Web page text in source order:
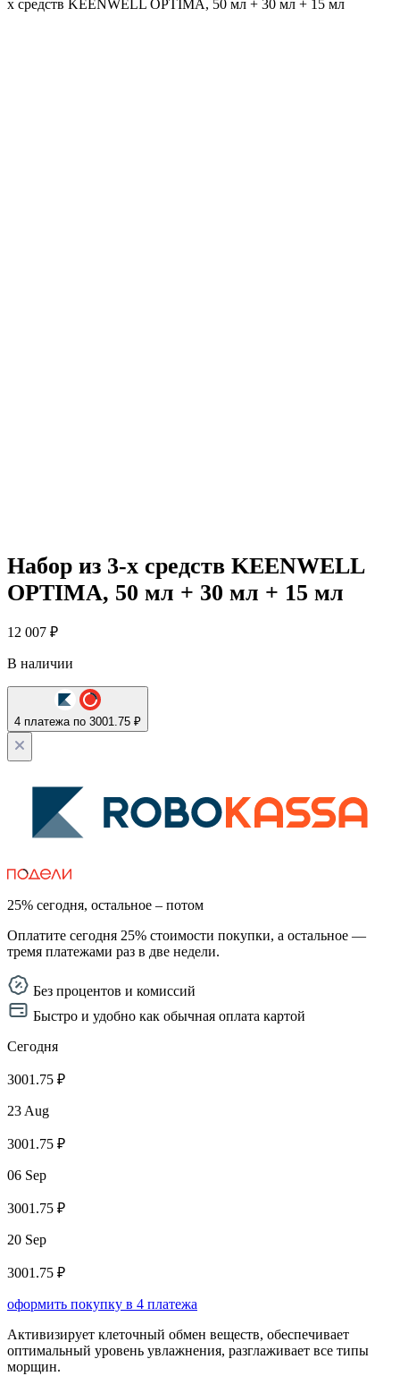
х средств KEENWELL OPTIMA, 50 мл + 30 мл + 15 мл
Набор из 3-х средств KEENWELL
OPTIMA, 50 мл + 30 мл + 15 мл
12 007 ₽
В наличии
4 платежа по 3001.75 ₽
25% сегодня, остальное – потом
Оплатите сегодня 25% стоимости покупки, а остальное —
тремя платежами раз в две недели.
Без процентов и комиссий
Быстро и удобно как обычная оплата картой
Сегодня
3001.75 ₽
23 Aug
3001.75 ₽
06 Sep
3001.75 ₽
20 Sep
3001.75 ₽
оформить покупку в 4 платежа
Активизирует клеточный обмен веществ, обеспечивает
оптимальный уровень увлажнения, разглаживает все типы
морщин.